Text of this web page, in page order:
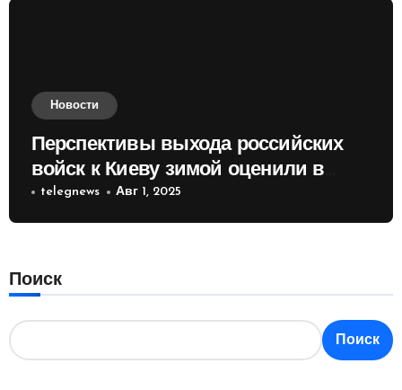
Новости
Перспективы выхода российских
войск к Киеву зимой оценили в
России
telegnews Авг 1, 2025
Поиск
Поиск